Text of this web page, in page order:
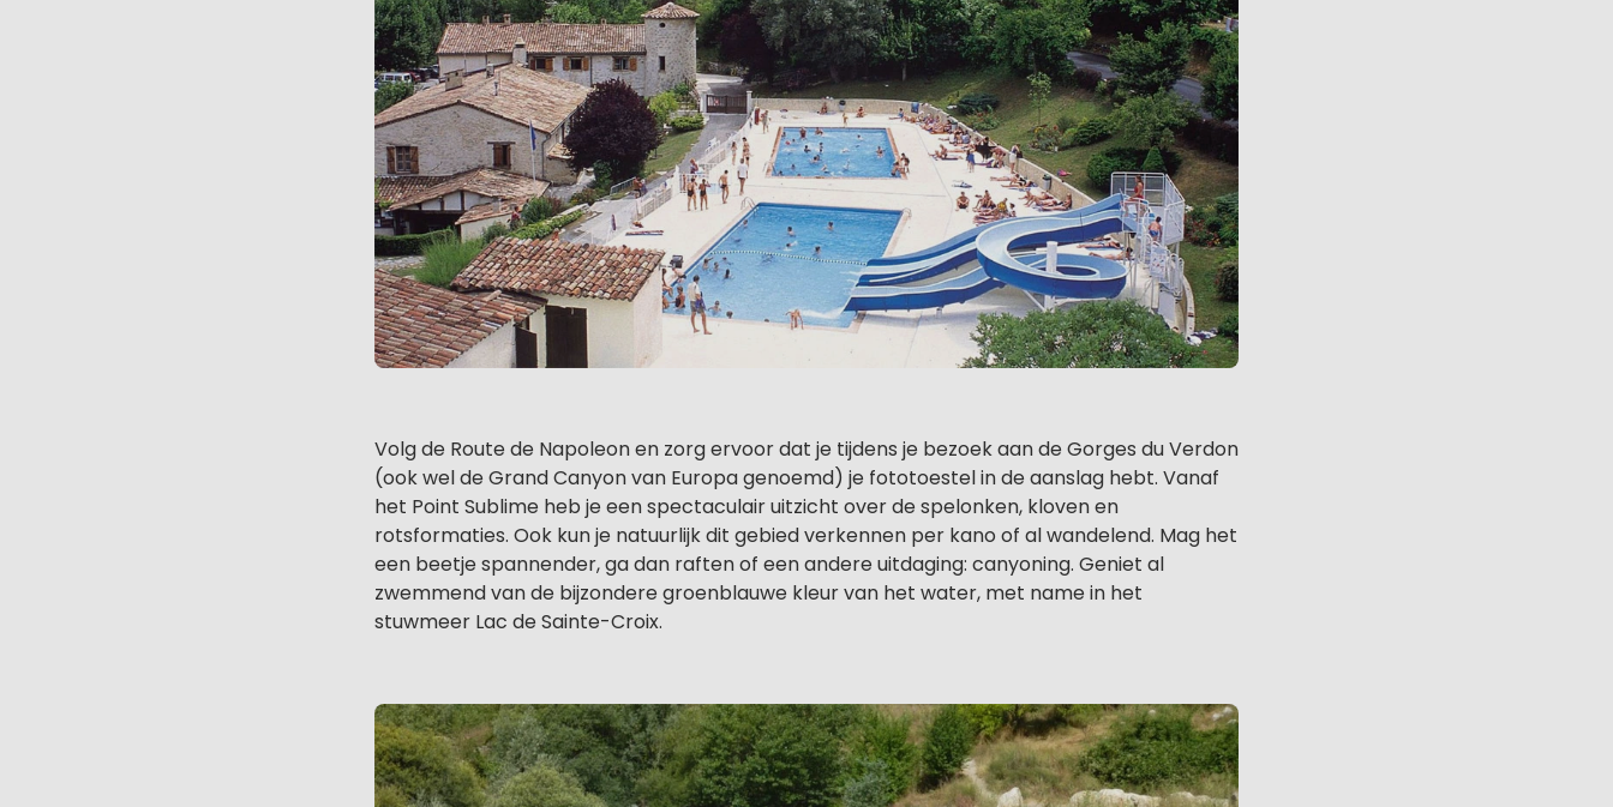
Volg de Route de Napoleon en zorg ervoor dat je tijdens je bezoek aan de Gorges du Verdon
(ook wel de Grand Canyon van Europa genoemd) je fototoestel in de aanslag hebt. Vanaf
het Point Sublime heb je een spectaculair uitzicht over de spelonken, kloven en
rotsformaties. Ook kun je natuurlijk dit gebied verkennen per kano of al wandelend. Mag het
een beetje spannender, ga dan raften of een andere uitdaging: canyoning. Geniet al
zwemmend van de bijzondere groenblauwe kleur van het water, met name in het
stuwmeer Lac de Sainte-Croix.